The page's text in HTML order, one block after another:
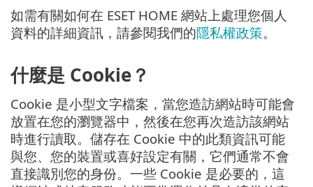
如需有關如何在 ESET HOME 網站上處理您個人
資料的詳細資訊，請參閱我們的隱私權政策。
什麼是 Cookie？
Cookie 是小型文字檔案，當您造訪網站時可能會
放置在您的瀏覽器中，然後在您再次造訪該網站
時進行讀取。儲存在 Cookie 中的此類資訊可能
與您、您的裝置或喜好設定有關，它們通常不會
直接識別您的身份。一些 Cookie 是必要的，這